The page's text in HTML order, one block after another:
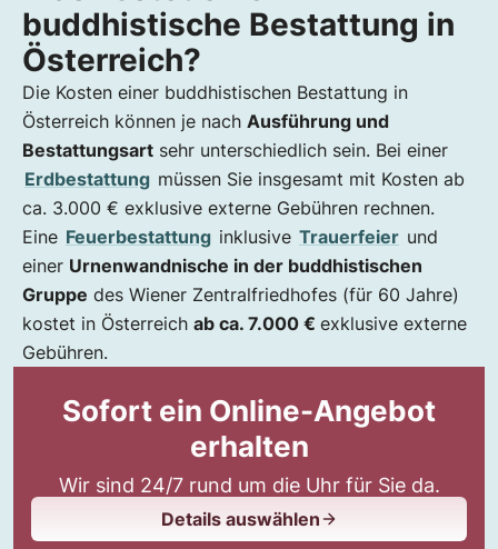
buddhistische Bestattung in
Österreich?
Die Kosten einer buddhistischen Bestattung in
Österreich können je nach Ausführung und
Bestattungsart sehr unterschiedlich sein. Bei einer
Erdbestattung müssen Sie insgesamt mit Kosten ab
ca. 3.000 € exklusive externe Gebühren rechnen.
Eine Feuerbestattung inklusive Trauerfeier und
einer Urnenwandnische in der buddhistischen
Gruppe des Wiener Zentralfriedhofes (für 60 Jahre)
kostet in Österreich ab ca. 7.000 € exklusive externe
Gebühren.
Sofort ein Online-Angebot
erhalten
Wir sind 24/7 rund um die Uhr für Sie da.
Details auswählen